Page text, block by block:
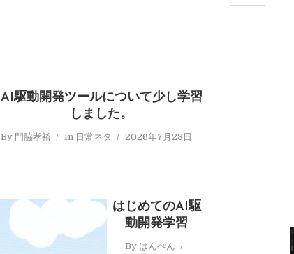
AI駆動開発ツールについて少し学習
しました。
By 門脇孝裕 In 日常ネタ 2026年7月28日
はじめてのAI駆
動開発学習
By はんぺん